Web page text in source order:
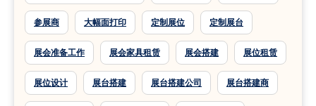
参展商 大幅面打印 定制展位 定制展台
展会准备工作 展会家具租赁 展会搭建 展位租赁
展位设计 展台搭建 展台搭建公司 展台搭建商